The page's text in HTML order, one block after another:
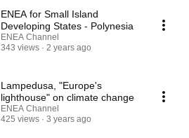
ENEA for Small Island
Developing States - Polynesia
ENEA Channel
343 views
2 years ago
Lampedusa, "Europe's
lighthouse" on climate change
ENEA Channel
425 views
3 years ago